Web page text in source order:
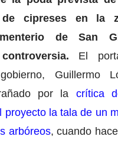
de cipreses en la
de San
El
Guillermo
por la crítica
proyecto la tala de un
arbóreos, cuando